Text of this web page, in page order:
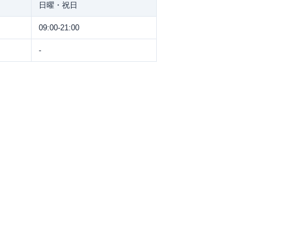
日曜・祝日
09:00-21:00
-